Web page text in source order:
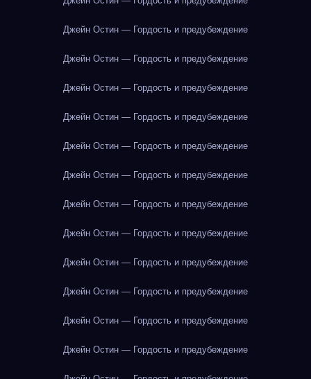
Джейн Остин — Гордость и предубеждение
Джейн Остин — Гордость и предубеждение
Джейн Остин — Гордость и предубеждение
Джейн Остин — Гордость и предубеждение
Джейн Остин — Гордость и предубеждение
Джейн Остин — Гордость и предубеждение
Джейн Остин — Гордость и предубеждение
Джейн Остин — Гордость и предубеждение
Джейн Остин — Гордость и предубеждение
Джейн Остин — Гордость и предубеждение
Джейн Остин — Гордость и предубеждение
Джейн Остин — Гордость и предубеждение